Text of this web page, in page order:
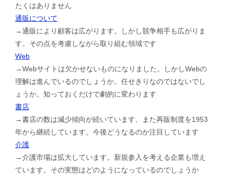
たくはありません
通販について
→通販により顧客は広がります。しかし競争相手も広がりま
す。その点を考慮しながら取り組む領域です
Web
→Webサイトは欠かせないものになりました。しかしWebの
理解は進んでいるのでしょうか。任せきりなのではないでし
ょうか。知っておくだけで劇的に変わります
書店
→書店の数は減少傾向が続いています。また再販制度を1953
年から継続しています。今後どうなるのか注目しています
介護
→介護市場は拡大しています。新規参入を考える企業も増え
ています。その実態はどのようになっているのでしょうか